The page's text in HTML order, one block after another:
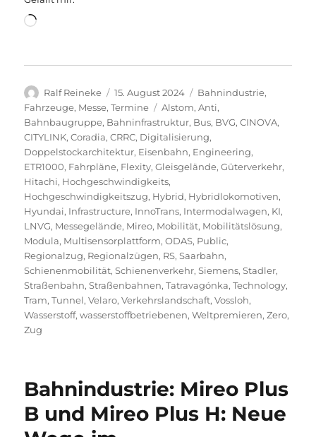
Wird
Autor
Ralf Reineke
Veröffentlicht
am
15. August 2024 Kategorien
Bahnindustrie,
Fahrzeuge, Messe,Termine Schlagwörter
Alstom,Anti,
Bahnbaugruppe, Bahninfrastruktur, Bus, BVG,CINOVA,
CITYLINK,Coradia,CRRC, Digitalisierung,
Doppelstockarchitektur, Eisenbahn, Engineering,
ETR1000, Fahrpläne, Flexity,Gleisgelände,Güterverkehr,
Hitachi, Hochgeschwindigkeits,
Hochgeschwindigkeitszug, Hybrid, Hybridlokomotiven,
Hyundai, Infrastructure, InnoTrans, Intermodalwagen, KI,
LNVG, Messegelände, Mireo, Mobilität, Mobilitätslösung,
Modula, Multisensorplattform,ODAS, Public,
Regionalzug, Regionalzügen, RS,Saarbahn,
Schienenmobilität,Schienenverkehr,Siemens,Stadler,
Straßenbahn,Straßenbahnen,Tatravagónka,Technology,
Tram,Tunnel,Velaro,Verkehrslandschaft,Vossloh,
Wasserstoff,wasserstoffbetriebenen,Weltpremieren,Zero,
Zug
Bahnindustrie: Mireo Plus
B und Mireo Plus H: Neue